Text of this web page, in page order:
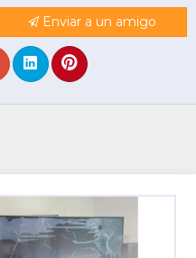
Enviar a un amigo